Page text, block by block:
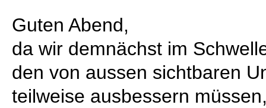
Guten Abend,
da wir demnächst im
den von aussen sichtbaren
teilweise ausbessern